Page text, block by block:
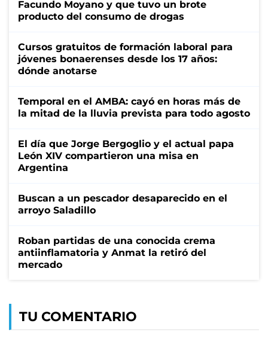
Facundo Moyano y que tuvo un brote
producto del consumo de drogas
Cursos gratuitos de formación laboral para
jóvenes bonaerenses desde los 17 años:
dónde anotarse
Temporal en el AMBA: cayó en horas más de
la mitad de la lluvia prevista para todo agosto
El día que Jorge Bergoglio y el actual papa
León XIV compartieron una misa en
Argentina
Buscan a un pescador desaparecido en el
arroyo Saladillo
Roban partidas de una conocida crema
antiinflamatoria y Anmat la retiró del
mercado
TU COMENTARIO